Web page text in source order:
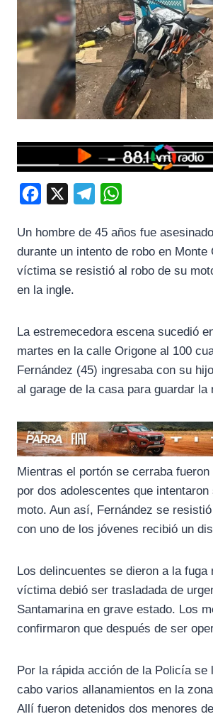
c
e
b
l
e
g
a
t
s
Un hombre de 45 años fue
durante un intento de robo en Monte
víctima se resistió al robo de su
en la ingle.
La estremecedora escena sucedió
martes en la calle Origone al 100
Fernández (45) ingresaba con su
al garage de la casa para guardar la
Mientras el portón se cerraba fueron
por dos adolescentes que
moto. Aun así, Fernández se
con uno de los jóvenes recibió un
Los delincuentes se dieron a la fuga
víctima debió ser trasladada de
Santamarina en grave estado. Los
confirmaron que después de ser
Por la rápida acción de la Policía se
cabo varios allanamientos en la
Allí fueron detenidos dos menores